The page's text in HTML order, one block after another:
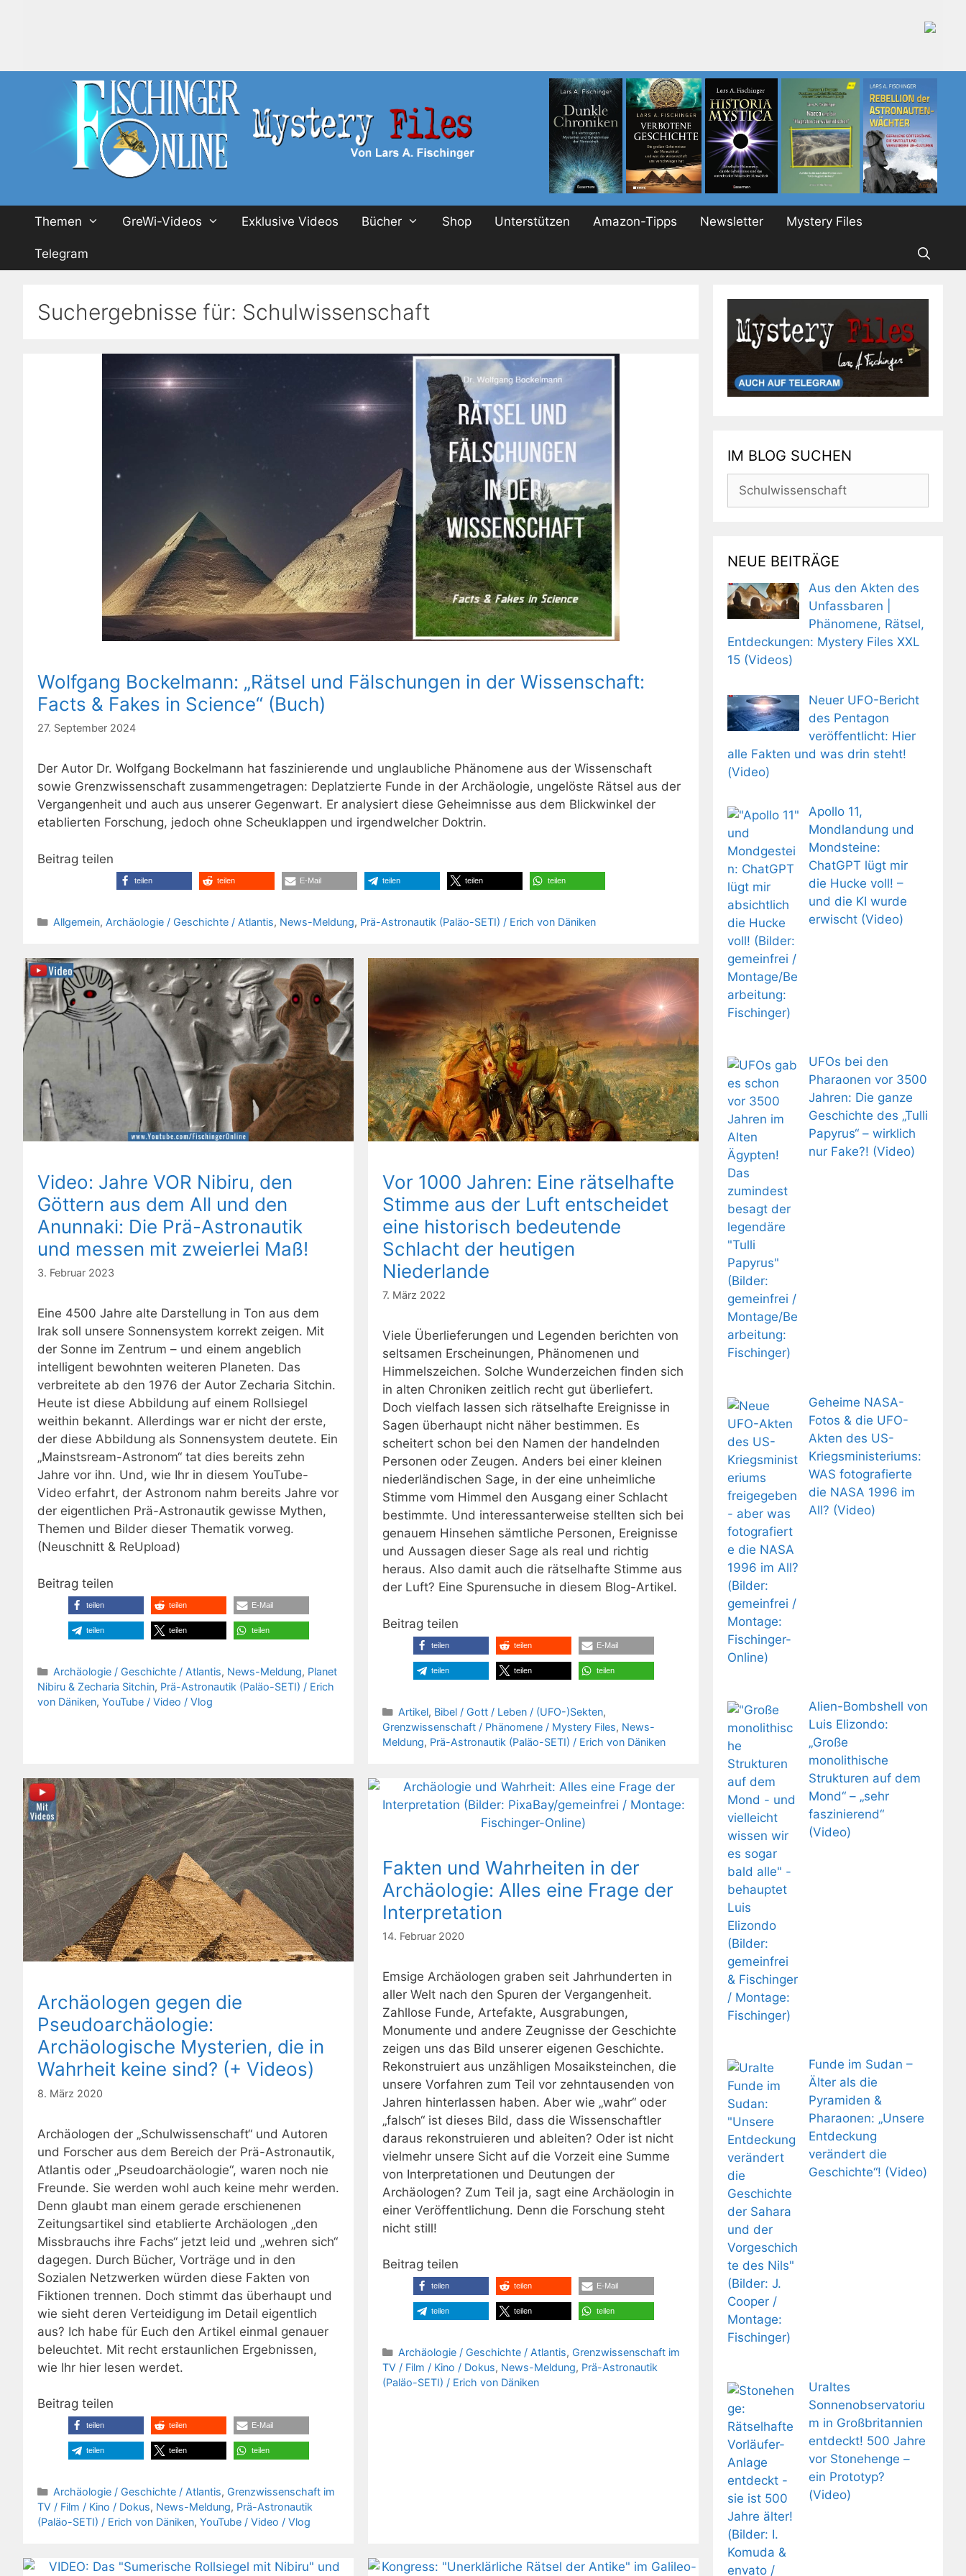
Themen GreWi-Videos Exklusive Videos Bücher Shop Unterstützen Amazon-Tipps Newsletter Mystery Files
Telegram
Suchergebnisse für: Schulwissenschaft
Wolfgang Bockelmann: „Rätsel und Fälschungen in der Wissenschaft:
Facts & Fakes in Science“ (Buch)
27. September 2024
Der Autor Dr. Wolfgang Bockelmann hat faszinierende und unglaubliche Phänomene aus der Wissenschaft
sowie Grenzwissenschaft zusammengetragen: Deplatzierte Funde in der Archäologie, ungelöste Rätsel aus der
Vergangenheit und auch aus unserer Gegenwart. Er analysiert diese Geheimnisse aus dem Blickwinkel der
etablierten Forschung, jedoch ohne Scheuklappen und irgendwelcher Doktrin.
Beitrag teilen
teilen teilen E-Mail teilen teilen teilen
Kategorien
Allgemein, Archäologie / Geschichte / Atlantis, News-Meldung, Prä-Astronautik (Paläo-SETI) / Erich von Däniken
Video: Jahre VOR Nibiru, den
Göttern aus dem All und den
Anunnaki: Die Prä-Astronautik
und messen mit zweierlei Maß!
3. Februar 2023
Eine 4500 Jahre alte Darstellung in Ton aus dem
Irak soll unsere Sonnensystem korrekt zeigen. Mit
der Sonne im Zentrum – und einem angeblich
intelligent bewohnten weiteren Planeten. Das
verbreitete ab den 1976 der Autor Zecharia Sitchin.
Heute ist diese Abbildung auf einem Rollsiegel
weithin bekannt. Allerdings war er nicht der erste,
der diese Abbildung als Sonnensystem deutete. Ein
„Mainstsream-Astronom“ tat dies bereits zehn
Jahre vor ihn. Und, wie Ihr in diesem YouTube-
Video erfahrt, der Astronom nahm bereits Jahre vor
der eigentlichen Prä-Astronautik gewisse Mythen,
Themen und Bilder dieser Thematik vorweg.
(Neuschnitt & ReUpload)
Beitrag teilen
teilen teilen E-Mail
teilen teilen teilen
Kategorien
Archäologie / Geschichte / Atlantis, News-Meldung, Planet
Nibiru & Zecharia Sitchin, Prä-Astronautik (Paläo-SETI) / Erich
von Däniken, YouTube / Video / Vlog
Vor 1000 Jahren: Eine rätselhafte
Stimme aus der Luft entscheidet
eine historisch bedeutende
Schlacht der heutigen
Niederlande
7. März 2022
Viele Überlieferungen und Legenden berichten von
seltsamen Erscheinungen, Phänomenen und
Himmelszeichen. Solche Wunderzeichen finden sich
in alten Chroniken zeitlich recht gut überliefert.
Doch vielfach lassen sich rätselhafte Ereignisse in
Sagen überhaupt nicht näher bestimmen. Es
scheitert schon bei den Namen der handelnden
Personen oder Zeugen. Anders bei einer kleinen
niederländischen Sage, in der eine unheimliche
Stimme vom Himmel den Ausgang einer Schlacht
bestimmte. Und interessanterweise stellten sich bei
genauem Hinsehen sämtliche Personen, Ereignisse
und Aussagen dieser Sage als real und richtig
heraus. Also damit auch die rätselhafte Stimme aus
der Luft? Eine Spurensuche in diesem Blog-Artikel.
Beitrag teilen
teilen teilen E-Mail
teilen teilen teilen
Kategorien
Artikel, Bibel / Gott / Leben / (UFO-)Sekten,
Grenzwissenschaft / Phänomene / Mystery Files, News-
Meldung, Prä-Astronautik (Paläo-SETI) / Erich von Däniken
Archäologen gegen die
Pseudoarchäologie:
Archäologische Mysterien, die in
Wahrheit keine sind? (+ Videos)
8. März 2020
Archäologen der „Schulwissenschaft“ und Autoren
und Forscher aus dem Bereich der Prä-Astronautik,
Atlantis oder „Pseudoarchäologie“, waren noch nie
Freunde. Sie werden wohl auch keine mehr werden.
Denn glaubt man einem gerade erschienenen
Zeitungsartikel sind etablierte Archäologen „den
Missbrauchs ihre Fachs“ jetzt leid und „wehren sich“
dagegen. Durch Bücher, Vorträge und in den
Sozialen Netzwerken würden diese Fakten von
Fiktionen trennen. Doch stimmt das überhaupt und
wie sieht deren Verteidigung im Detail eigentlich
aus? Ich habe für Euch den Artikel einmal genauer
beleuchtet. Mit recht erstaunlichen Ergebnissen,
wie Ihr hier lesen werdet.
Beitrag teilen
teilen teilen E-Mail
teilen teilen teilen
Kategorien
Archäologie / Geschichte / Atlantis, Grenzwissenschaft im
TV / Film / Kino / Dokus, News-Meldung, Prä-Astronautik
(Paläo-SETI) / Erich von Däniken, YouTube / Video / Vlog
Fakten und Wahrheiten in der
Archäologie: Alles eine Frage der
Interpretation
14. Februar 2020
Emsige Archäologen graben seit Jahrhunderten in
aller Welt nach den Spuren der Vergangenheit.
Zahllose Funde, Artefakte, Ausgrabungen,
Monumente und andere Zeugnisse der Geschichte
zeigen uns das Bild unserer eigenen Geschichte.
Rekonstruiert aus unzähligen Mosaiksteinchen, die
unsere Vorfahren zum Teil vor zehntausenden von
Jahren hinterlassen haben. Aber wie „wahr“ oder
„falsch“ ist dieses Bild, dass die Wissenschaftler
daraus rekonstruieren und ableiten? Oder ist nicht
vielmehr unsere Sicht auf die Vorzeit eine Summe
von Interpretationen und Deutungen der
Archäologen? Zum Teil ja, sagt eine Archäologin in
einer Veröffentlichung. Denn die Forschung steht
nicht still!
Beitrag teilen
teilen teilen E-Mail
teilen teilen teilen
Kategorien
Archäologie / Geschichte / Atlantis, Grenzwissenschaft im
TV / Film / Kino / Dokus, News-Meldung, Prä-Astronautik
(Paläo-SETI) / Erich von Däniken
IM BLOG SUCHEN
Suchen
nach:
NEUE BEITRÄGE
Aus den Akten des
Unfassbaren |
Phänomene, Rätsel,
Entdeckungen: Mystery Files XXL
15 (Videos)
Neuer UFO-Bericht
des Pentagon
veröffentlicht: Hier
alle Fakten und was drin steht!
(Video)
Apollo 11,
Mondlandung und
Mondsteine:
ChatGPT lügt mir
die Hucke voll! –
und die KI wurde
erwischt (Video)
UFOs bei den
Pharaonen vor 3500
Jahren: Die ganze
Geschichte des „Tulli
Papyrus“ – wirklich
nur Fake?! (Video)
Geheime NASA-
Fotos & die UFO-
Akten des US-
Kriegsministeriums:
WAS fotografierte
die NASA 1996 im
All? (Video)
Alien-Bombshell von
Luis Elizondo:
„Große
monolithische
Strukturen auf dem
Mond“ – „sehr
faszinierend“
(Video)
Funde im Sudan –
Älter als die
Pyramiden &
Pharaonen: „Unsere
Entdeckung
verändert die
Geschichte“! (Video)
Uraltes
Sonnenobservatoriu
m in Großbritannien
entdeckt! 500 Jahre
vor Stonehenge –
ein Prototyp?
(Video)